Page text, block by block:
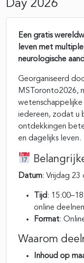
Day 2026
Een gratis
leven met
neurologische
Georganiseerd
MSToronto2026,
iedereen, zodat u
ontdekkingen
en dagelijks leven.
Datum: Vrijdag
Tijd :
online
Format:
Waarom
Inhoud op